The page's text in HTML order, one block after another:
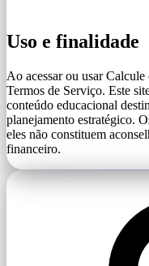
Uso e finalidade
Ao acessar ou usar
Termos de Serviço. Este
conteúdo educacional
planejamento estratégico.
eles não constituem
financeiro.